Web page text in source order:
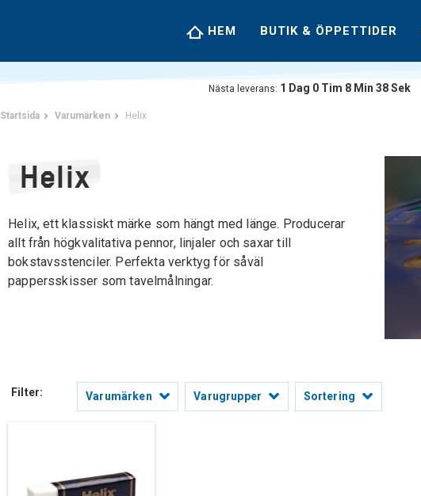
HEM BUTIK & ÖPPETTIDER
Nästa leverans: 1 Dag 0Tim 8Min 38Sek
Startsida Varumärken Helix
Helix
Helix, ett klassiskt märke som hängt med länge. Producerar
allt från högkvalitativa pennor, linjaler och saxar till
bokstavsstenciler. Perfekta verktyg för såväl
pappersskisser som tavelmålningar.
Filter: Varumärken Varugrupper Sortering